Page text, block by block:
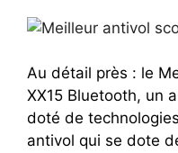
Au détail près : le
XX15 Bluetooth, un
doté de
antivol qui se dote